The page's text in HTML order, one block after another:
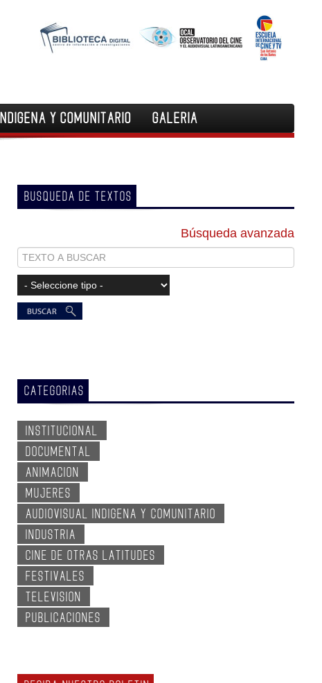
Y COMUNITARIO GALERIA
BUSQUEDA DE TEXTOS
Búsqueda avanzada
CATEGORIAS
INSTITUCIONAL
DOCUMENTAL
ANIMACION
MUJERES
AUDIOVISUAL INDIGENA Y COMUNITARIO
INDUSTRIA
CINE DE OTRAS LATITUDES
FESTIVALES
TELEVISION
PUBLICACIONES